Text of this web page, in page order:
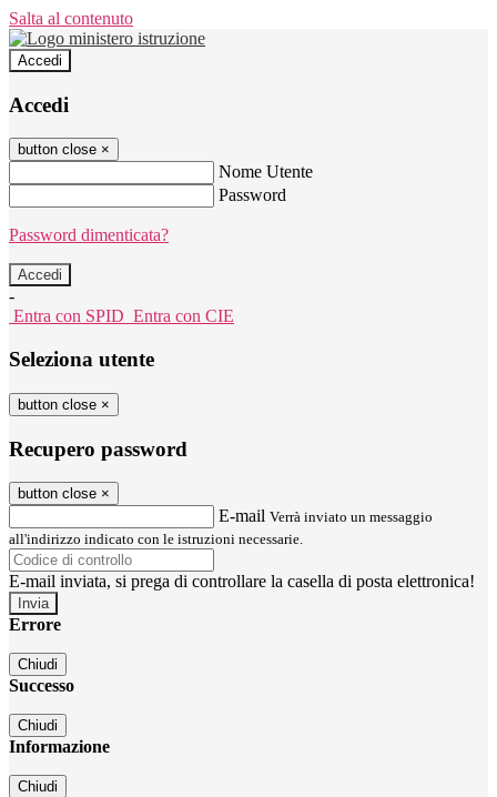
Salta al contenuto
Accedi
Accedi
button close ×
Nome Utente
Password
Password dimenticata?
-
Entra con SPID Entra con CIE
Seleziona utente
button close ×
Recupero password
button close ×
E-mail Verrà inviato un messaggio
all'indirizzo indicato con le istruzioni necessarie.
E-mail inviata, si prega di controllare la casella di posta elettronica!
Errore
Chiudi
Successo
Chiudi
Informazione
Chiudi